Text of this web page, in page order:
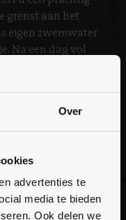
Over
advertenties te
media te bieden
Ook delen we
grenst aan het
eigen zwemwater
Na een dag vol
water en turen
biedt alle
en plezierig